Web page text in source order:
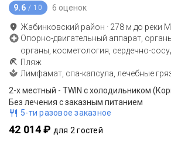
9.6 / 10 6 оценок
Жабинковский район · 278 м до реки
Опорно-двигательный аппарат,
органы, косметология, сердечно-
Пляж
Лимфамат, спа-капсула, лечебные
2-x местный - TWIN с холодильником
Без лечения с заказным питанием
5-ти разовое заказное
42 014 ₽ для 2 гостей